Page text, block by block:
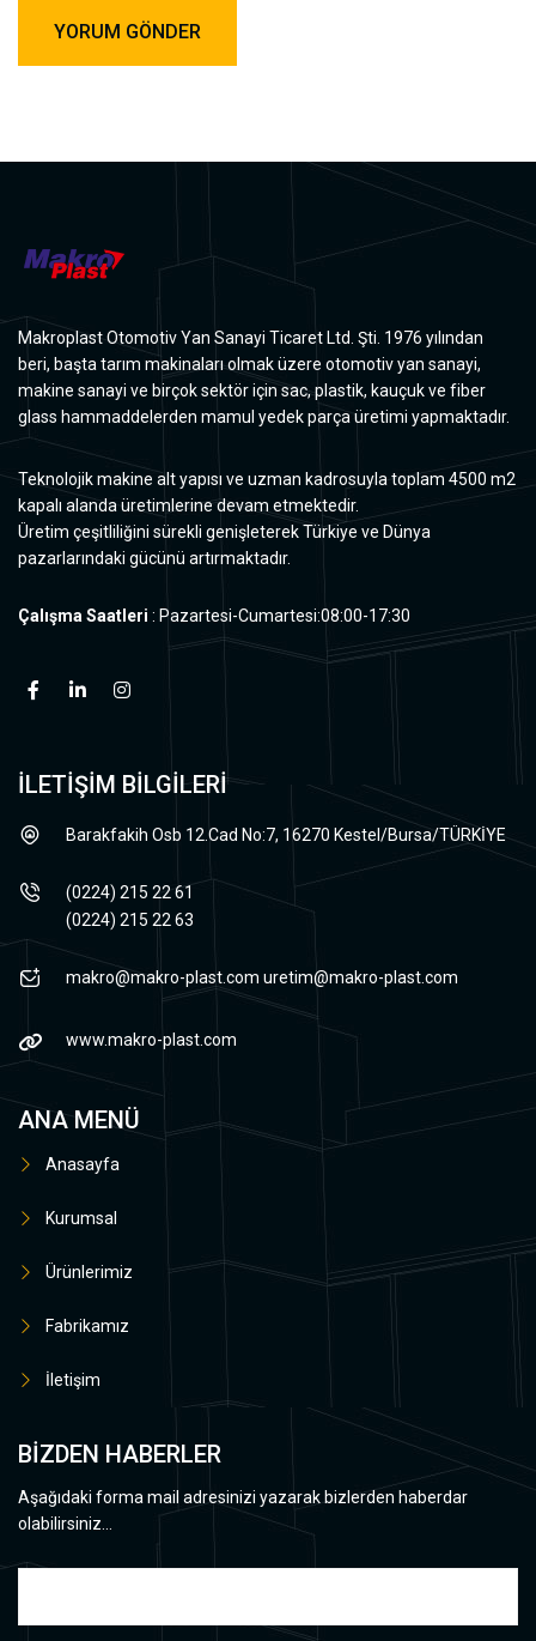
Makroplast Otomotiv Yan Sanayi Ticaret Ltd. Şti. 1976 yılından
beri, başta tarım makinaları olmak üzere otomotiv yan sanayi,
makine sanayi ve birçok sektör için sac, plastik, kauçuk ve fiber
glass hammaddelerden mamul yedek parça üretimi yapmaktadır.
Teknolojik makine alt yapısı ve uzman kadrosuyla toplam 4500 m2
kapalı alanda üretimlerine devam etmektedir.
Üretim çeşitliliğini sürekli genişleterek Türkiye ve Dünya
pazarlarındaki gücünü artırmaktadır.
Çalışma Saatleri : Pazartesi-Cumartesi:08:00-17:30
İLETİŞİM BİLGİLERİ
Barakfakih Osb 12.Cad No:7, 16270 Kestel/Bursa/TÜRKİYE
(0224) 215 22 61
(0224) 215 22 63
makro@makro-plast.com uretim@makro-plast.com
www.makro-plast.com
ANA MENÜ
Anasayfa
Kurumsal
Ürünlerimiz
Fabrikamız
İletişim
BİZDEN HABERLER
Aşağıdaki forma mail adresinizi yazarak bizlerden haberdar
olabilirsiniz...